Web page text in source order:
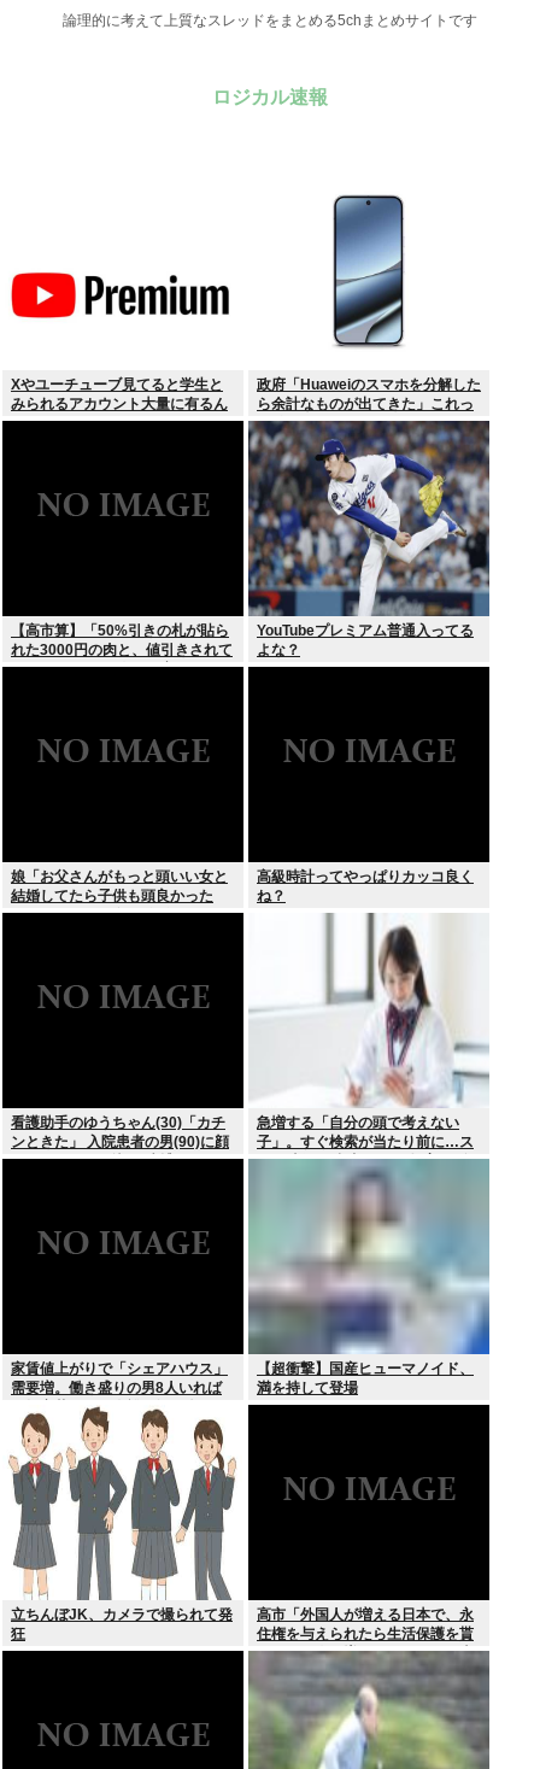
論理的に考えて上質なスレッドをまとめる5chまとめサイトです
ロジカル速報
Xやユーチューブ見てると学生と
みられるアカウント大量に有るん
けど
政府「Huaweiのスマホを分解した
ら余計なものが出てきた」これっ
て結局なんだったの？
【高市算】「50%引きの札が貼ら
れた3000円の肉と、値引きされて
いない1000円の肉では安いのはど
YouTubeプレミアム普通入ってる
よな？
娘「お父さんがもっと頭いい女と
結婚してたら子供も頭良かった
よ。頭悪いクソ女と結婚してごめ
高級時計ってやっぱりカッコ良く
ね？
看護助手のゆうちゃん(30)「カチ
ンときた」 入院患者の男(90)に顔
面パンチを叩き込む 逮捕
急増する「自分の頭で考えない
子」。すぐ検索が当たり前に…ス
マホ時代の”親切すぎる教育”が奪
家賃値上がりで「シェアハウス」
需要増。働き盛りの男8人いれば
一軒家暮らしも余裕で毎日楽しい
【超衝撃】国産ヒューマノイド、
満を持して登場
立ちんぼJK、カメラで撮られて発
狂
高市「外国人が増える日本で、永
住権を与えられたら生活保護を貰
うなんて人が増えては困る。日本
人以上の水準の人のみ許可しま
す」